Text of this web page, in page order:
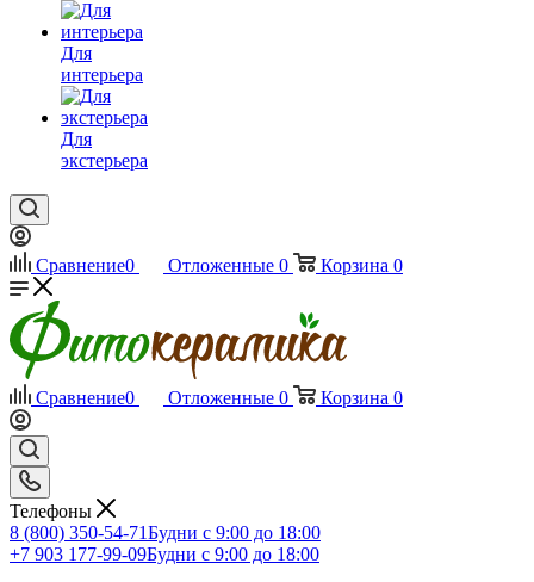
Для
интерьера
Для
экстерьера
Сравнение0 Отложенные 0 Корзина 0
Сравнение0 Отложенные 0 Корзина 0
Телефоны
8 (800) 350-54-71Будни с 9:00 до 18:00
+7 903 177-99-09Будни с 9:00 до 18:00